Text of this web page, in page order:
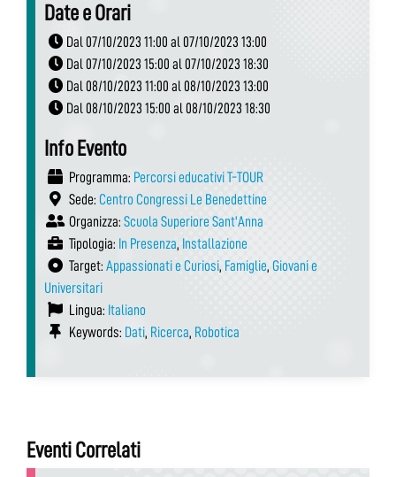
Date e Orari
Dal 07/10/2023 11:00 al 07/10/2023 13:00
Dal 07/10/2023 15:00 al 07/10/2023 18:30
Dal 08/10/2023 11:00 al 08/10/2023 13:00
Dal 08/10/2023 15:00 al 08/10/2023 18:30
Info Evento
Programma: Percorsi educativi T-TOUR
Sede: Centro Congressi Le Benedettine
Organizza: Scuola Superiore Sant'Anna
Tipologia: In Presenza, Installazione
Target: Appassionati e Curiosi, Famiglie, Giovani e
Universitari
Lingua: Italiano
Keywords: Dati, Ricerca, Robotica
Eventi Correlati